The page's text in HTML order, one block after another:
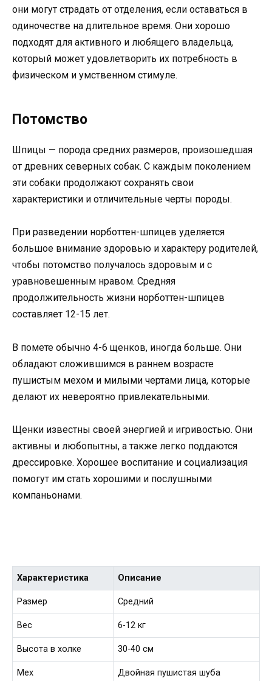
они могут страдать от отделения, если оставаться в
одиночестве на длительное время. Они хорошо
подходят для активного и любящего владельца,
который может удовлетворить их потребность в
физическом и умственном стимуле.
Потомство
Шпицы — порода средних размеров, произошедшая
от древних северных собак. С каждым поколением
эти собаки продолжают сохранять свои
характеристики и отличительные черты породы.
При разведении норботтен-шпицев уделяется
большое внимание здоровью и характеру родителей,
чтобы потомство получалось здоровым и с
уравновешенным нравом. Средняя
продолжительность жизни норботтен-шпицев
составляет 12-15 лет.
В помете обычно 4-6 щенков, иногда больше. Они
обладают сложившимся в раннем возрасте
пушистым мехом и милыми чертами лица, которые
делают их невероятно привлекательными.
Щенки известны своей энергией и игривостью. Они
активны и любопытны, а также легко поддаются
дрессировке. Хорошее воспитание и социализация
помогут им стать хорошими и послушными
компаньонами.
Характеристика Описание
Размер Средний
Вес 6-12 кг
Высота в холке 30-40 см
Мех Двойная пушистая шуба